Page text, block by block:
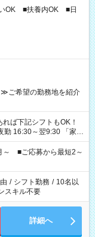
OK ■扶養内OK ■日
ご希望の勤務地を紹介
～翌9:30 「家族
飯の準備がしたい」
希望を教えてください
で週40時間を超える場
～ ■ご応募から最短2～
/ シフト勤務 / 10名以
スキル不要
詳細へ